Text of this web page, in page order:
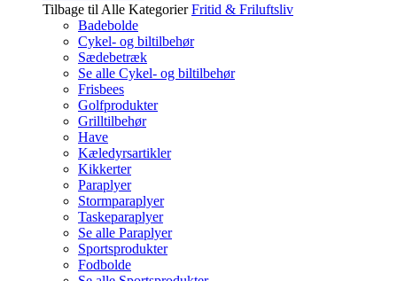
Tilbage til Alle Kategorier Fritid & Friluftsliv
Badebolde
Cykel- og biltilbehør
Sædebetræk
Se alle Cykel- og biltilbehør
Frisbees
Golfprodukter
Grilltilbehør
Have
Kæledyrsartikler
Kikkerter
Paraplyer
Stormparaplyer
Taskeparaplyer
Se alle Paraplyer
Sportsprodukter
Fodbolde